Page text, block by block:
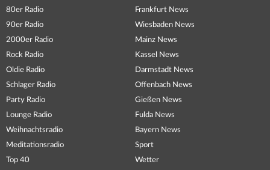
80er Radio
90er Radio
2000er Radio
Rock Radio
Oldie Radio
Schlager Radio
Party Radio
Lounge Radio
Weihnachtsradio
Meditationsradio
Top 40
Frankfurt News
Wiesbaden News
Mainz News
Kassel News
Darmstadt News
Offenbach News
Gießen News
Fulda News
Bayern News
Sport
Wetter